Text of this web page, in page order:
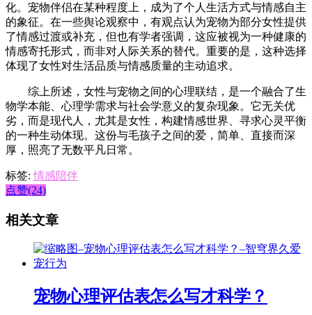
化。宠物伴侣在某种程度上，成为了个人生活方式与情感自主
的象征。在一些舆论观察中，有观点认为宠物为部分女性提供
了情感过渡或补充，但也有学者强调，这应被视为一种健康的
情感寄托形式，而非对人际关系的替代。重要的是，这种选择
体现了女性对生活品质与情感质量的主动追求。
综上所述，女性与宠物之间的心理联结，是一个融合了生
物学本能、心理学需求与社会学意义的复杂现象。它无关优
劣，而是现代人，尤其是女性，构建情感世界、寻求心灵平衡
的一种生动体现。这份与毛孩子之间的爱，简单、直接而深
厚，照亮了无数平凡日常。
标签: 情感陪伴
点赞(24)
相关文章
宠物心理评估表怎么写才科学？